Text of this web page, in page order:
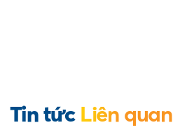
Tin tức Liên quan